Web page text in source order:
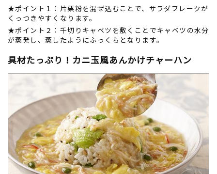
★ポイント１：片栗粉を混ぜ込むことで、サラダフレークが
くっつきやすくなります。
★ポイント２：千切りキャベツを敷くことでキャベツの水分
が蒸発し、蒸したようにふっくらとなります。
具材たっぷり！カニ玉風あんかけチャーハン